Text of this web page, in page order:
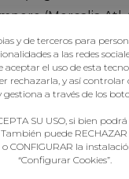
(Mercalia Atl.
y de terceros para
a las redes
aceptar el uso de esta
rechazarla, y así
a través de los
SU USO, si bien
puede
CONFIGURAR la
“Configurar Cookies”.